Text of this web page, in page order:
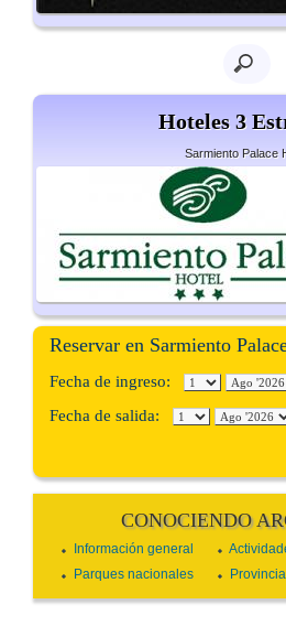
Hoteles 3
Sarmiento Palace
Reservar en Sarmiento
Fecha de ingreso:
Fecha de salida:
CONOCIENDO
Información general
Parques nacionales